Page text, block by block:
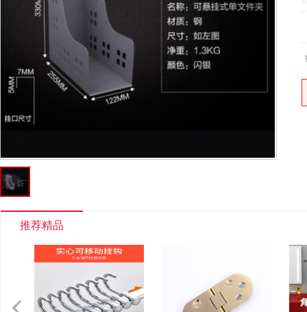
推荐精品
不锈钢挂...
¥87.00